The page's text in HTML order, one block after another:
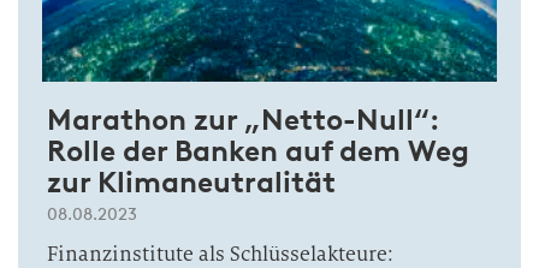
Marathon zur „Netto-Null“:
Rolle der Banken auf dem Weg
zur Klimaneutralität
08.08.2023
Finanzinstitute als Schlüsselakteure: